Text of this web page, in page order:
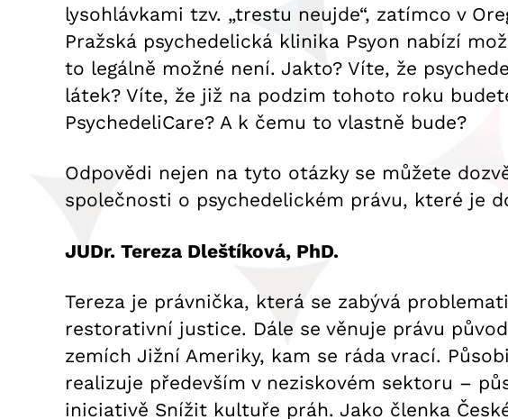
lysohlávkami tzv. „trestu neujde“, zatímco v
Pražská psychedelická klinika Psyon nabízí
to legálně možné není. Jakto? Víte, že
látek? Víte, že již na podzim tohoto roku
PsychedeliCare? A k čemu to vlastně bude?
Odpovědi nejen na tyto otázky se můžete
společnosti o psychedelickém právu, které je
JUDr. Tereza Dleštíková, PhD.
Tereza je právnička, která se zabývá
restorativní justice. Dále se věnuje právu
zemích Jižní Ameriky, kam se ráda vrací.
realizuje především v neziskovém sektoru –
iniciativě Snížit kultuře práh. Jako členka